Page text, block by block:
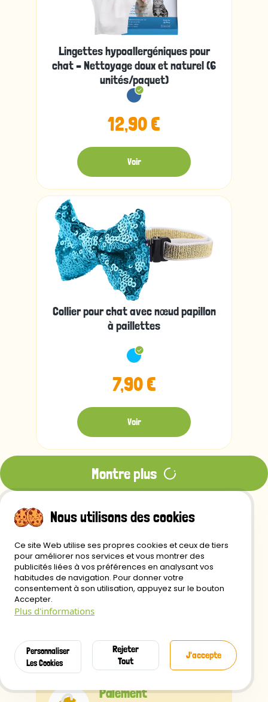
Lingettes hypoallergéniques pour
chat – Nettoyage doux et naturel (6
unités/paquet)
12,90 €
Voir
Collier pour chat avec nœud papillon
à paillettes
7,90 €
Voir
Montre plus
Frais de port
gratuits à partir de 29€
sous 24H
Paiement
Nous utilisons des cookies
Ce site Web utilise ses propres cookies et ceux de tiers
pour améliorer nos services et vous montrer des
publicités liées à vos préférences en analysant vos
habitudes de navigation. Pour donner votre
consentement à son utilisation, appuyez sur le bouton
Accepter.
Plus d'informations
Personnaliser
Les Cookies
Rejeter
Tout
J'accepte